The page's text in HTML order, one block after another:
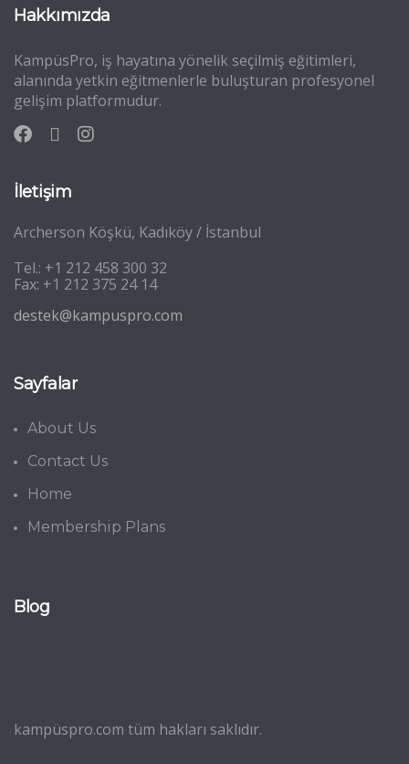
Hakkımızda
KampüsPro, iş hayatına yönelik seçilmiş eğitimleri,
alanında yetkin eğitmenlerle buluşturan profesyonel
gelişim platformudur.
İletişim
Archerson Köşkü, Kadıköy / İstanbul
Tel.: +1 212 458 300 32
Fax: +1 212 375 24 14
destek@kampuspro.com
Sayfalar
About Us
Contact Us
Home
Membership Plans
Blog
kampüspro.com tüm hakları saklıdır.